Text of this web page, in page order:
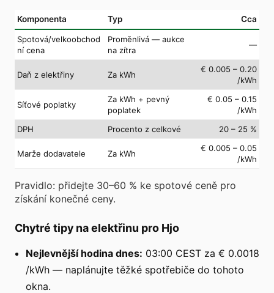
Komponenta Typ Cca
Spotová/velkoobchod
ní cena
Proměnlivá — aukce
na zítra
—
Daň z elektřiny Za kWh
€ 0.005 – 0.20
/kWh
Síťové poplatky
Za kWh + pevný
poplatek
€ 0.05 – 0.15
/kWh
DPH
Procento z celkové 20 – 25 %
Marže dodavatele Za kWh
€ 0.005 – 0.05
/kWh
Pravidlo: přidejte 30–60 % ke spotové ceně pro
získání konečné ceny.
Chytré tipy na elektřinu pro Hjo
Nejlevnější hodina dnes: 03:00 CEST za € 0.0018
/kWh — naplánujte těžké spotřebiče do tohoto
okna.